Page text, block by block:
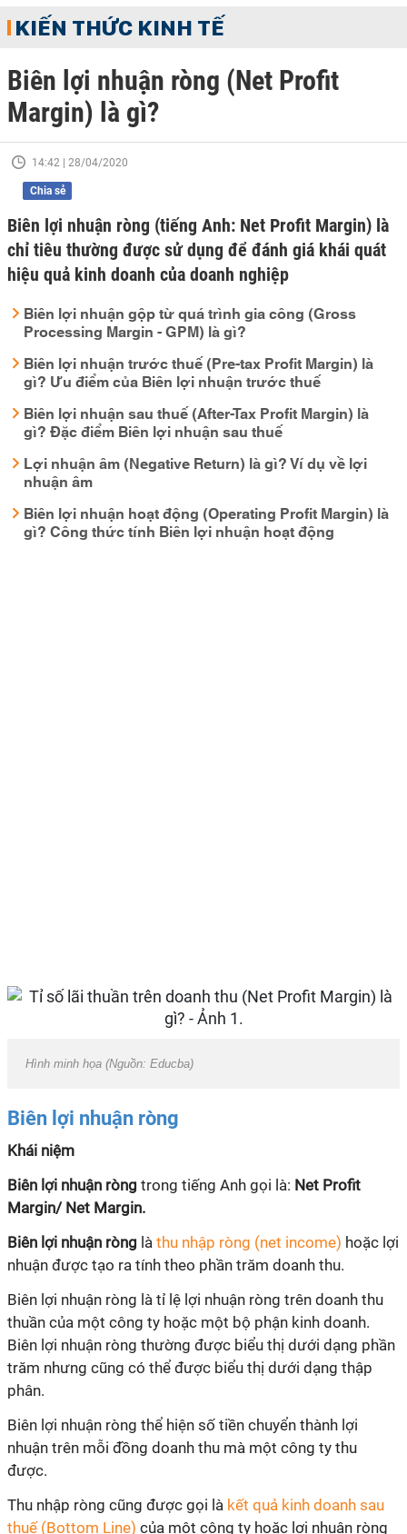
KIẾN THỨC KINH TẾ
Biên lợi nhuận ròng (Net Profit
Margin) là gì?
14:42 | 28/04/2020
Chia sẻ
Biên lợi nhuận ròng (tiếng Anh: Net Profit Margin) là
chỉ tiêu thường được sử dụng để đánh giá khái quát
hiệu quả kinh doanh của doanh nghiệp
Biên lợi nhuận gộp từ quá trình gia công (Gross
Processing Margin - GPM) là gì?
Biên lợi nhuận trước thuế (Pre-tax Profit Margin) là
gì? Ưu điểm của Biên lợi nhuận trước thuế
Biên lợi nhuận sau thuế (After-Tax Profit Margin) là
gì? Đặc điểm Biên lợi nhuận sau thuế
Lợi nhuận âm (Negative Return) là gì? Ví dụ về lợi
nhuận âm
Biên lợi nhuận hoạt động (Operating Profit Margin) là
gì? Công thức tính Biên lợi nhuận hoạt động
Hình minh họa (Nguồn: Educba)
Biên lợi nhuận ròng
Khái niệm
Biên lợi nhuận ròng trong tiếng Anh gọi là: Net Profit
Margin/ Net Margin.
Biên lợi nhuận ròng là thu nhập ròng (net income) hoặc lợi
nhuận được tạo ra tính theo phần trăm doanh thu.
Biên lợi nhuận ròng là tỉ lệ lợi nhuận ròng trên doanh thu
thuần của một công ty hoặc một bộ phận kinh doanh.
Biên lợi nhuận ròng thường được biểu thị dưới dạng phần
trăm nhưng cũng có thể được biểu thị dưới dạng thập
phân.
Biên lợi nhuận ròng thể hiện số tiền chuyển thành lợi
nhuận trên mỗi đồng doanh thu mà một công ty thu
được.
Thu nhập ròng cũng được gọi là kết quả kinh doanh sau
thuế (Bottom Line) của một công ty hoặc lợi nhuận ròng